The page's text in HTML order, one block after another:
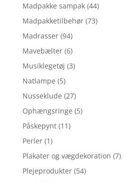
Madpakke sampak (44)
Madpakketilbehør (73)
Madrasser (94)
Mavebælter (6)
Musiklegetøj (3)
Natlampe (5)
Nusseklude (27)
Ophængsringe (5)
Påskepynt (11)
Perler (1)
Plakater og vægdekoration (7)
Plejeprodukter (54)